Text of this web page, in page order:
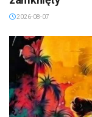
2026-08-07